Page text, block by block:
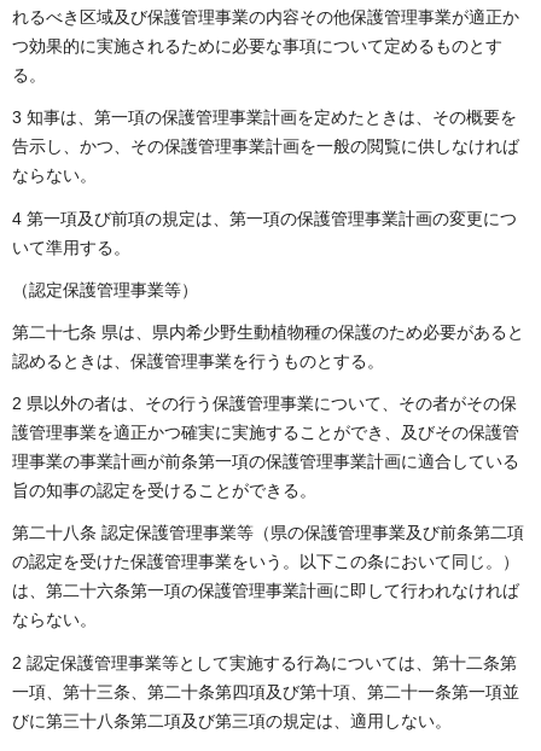
れるべき区域及び保護管理事業の内容その他保護管理事業が適正か
つ効果的に実施されるために必要な事項について定めるものとす
る。
3 知事は、第一項の保護管理事業計画を定めたときは、その概要を
告示し、かつ、その保護管理事業計画を一般の閲覧に供しなければ
ならない。
4 第一項及び前項の規定は、第一項の保護管理事業計画の変更につ
いて準用する。
（認定保護管理事業等）
第二十七条 県は、県内希少野生動植物種の保護のため必要があると
認めるときは、保護管理事業を行うものとする。
2 県以外の者は、その行う保護管理事業について、その者がその保
護管理事業を適正かつ確実に実施することができ、及びその保護管
理事業の事業計画が前条第一項の保護管理事業計画に適合している
旨の知事の認定を受けることができる。
第二十八条 認定保護管理事業等（県の保護管理事業及び前条第二項
の認定を受けた保護管理事業をいう。以下この条において同じ。）
は、第二十六条第一項の保護管理事業計画に即して行われなければ
ならない。
2 認定保護管理事業等として実施する行為については、第十二条第
一項、第十三条、第二十条第四項及び第十項、第二十一条第一項並
びに第三十八条第二項及び第三項の規定は、適用しない。